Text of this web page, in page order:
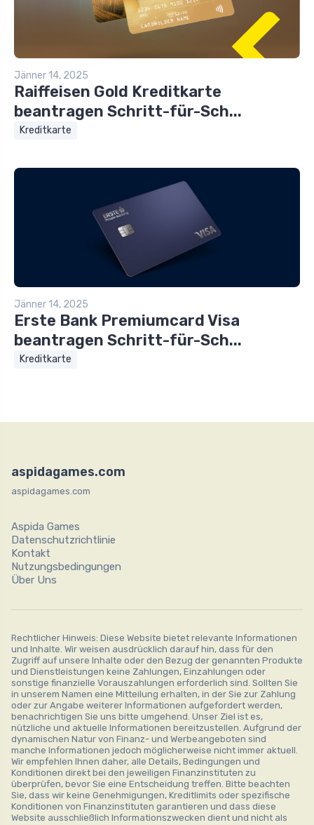
Jänner 14, 2025
Raiffeisen Gold Kreditkarte
beantragen Schritt-für-Sch...
Kreditkarte
Jänner 14, 2025
Erste Bank Premiumcard Visa
beantragen Schritt-für-Sch...
Kreditkarte
aspidagames.com
aspidagames.com
Aspida Games
Datenschutzrichtlinie
Kontakt
Nutzungsbedingungen
Über Uns
Rechtlicher Hinweis: Diese Website bietet relevante Informationen
und Inhalte. Wir weisen ausdrücklich darauf hin, dass für den
Zugriff auf unsere Inhalte oder den Bezug der genannten Produkte
und Dienstleistungen keine Zahlungen, Einzahlungen oder
sonstige finanzielle Vorauszahlungen erforderlich sind. Sollten Sie
in unserem Namen eine Mitteilung erhalten, in der Sie zur Zahlung
oder zur Angabe weiterer Informationen aufgefordert werden,
benachrichtigen Sie uns bitte umgehend. Unser Ziel ist es,
nützliche und aktuelle Informationen bereitzustellen. Aufgrund der
dynamischen Natur von Finanz- und Werbeangeboten sind
manche Informationen jedoch möglicherweise nicht immer aktuell.
Wir empfehlen Ihnen daher, alle Details, Bedingungen und
Konditionen direkt bei den jeweiligen Finanzinstituten zu
überprüfen, bevor Sie eine Entscheidung treffen. Bitte beachten
Sie, dass wir keine Genehmigungen, Kreditlimits oder spezifische
Konditionen von Finanzinstituten garantieren und dass diese
Website ausschließlich Informationszwecken dient und nicht als